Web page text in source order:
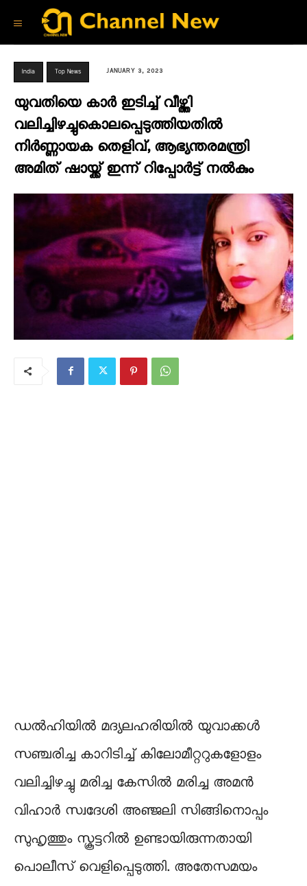
India Top News JANUARY 3, 2023
യുവതിയെ കാര്‍ ഇടിച്ച് വീഴ്ത്തി
വലിച്ചിഴച്ചുകൊലപ്പെടുത്തിയതിൽ
നിർണ്ണായക തെളിവ്, ആഭ്യന്തരമന്ത്രി
അമിത് ഷായ്ക്ക് ഇന്ന് റിപ്പോർട്ട് നൽകും
ഡൽഹിയിൽ മദ്യലഹരിയിൽ യുവാക്കൾ
സഞ്ചരിച്ച കാറിടിച്ച് കിലോമീറ്ററുകളോളം
വലിച്ചിഴച്ചു മരിച്ച കേസില്‍ മരിച്ച അമൻ
വിഹാർ സ്വദേശി അഞ്ജലി സിങ്ങിനൊപ്പം
സുഹൃത്തും സ്കൂട്ടറിൽ ഉണ്ടായിരുന്നതായി
പൊലീസ് വെളിപ്പെടുത്തി. അതേസമയം